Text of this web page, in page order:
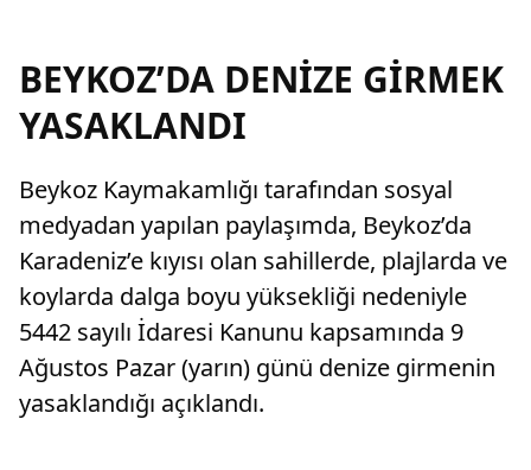
BEYKOZ’DA DENİZE GİRMEK
YASAKLANDI
Beykoz Kaymakamlığı tarafından sosyal
medyadan yapılan paylaşımda, Beykoz’da
Karadeniz’e kıyısı olan sahillerde, plajlarda ve
koylarda dalga boyu yüksekliği nedeniyle
5442 sayılı İdaresi Kanunu kapsamında 9
Ağustos Pazar (yarın) günü denize girmenin
yasaklandığı açıklandı.